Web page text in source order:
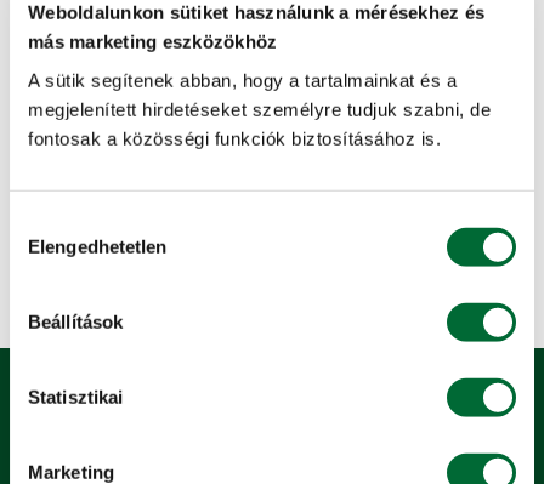
Weboldalunkon sütiket használunk a mérésekhez és
más marketing eszközökhöz
A sütik segítenek abban, hogy a tartalmainkat és a
megjelenített hirdetéseket személyre tudjuk szabni, de
fontosak a közösségi funkciók biztosításához is.
kiválasztása
Elengedhetetlen
Beállítások
Statisztikai
Marketing
termesztéstechnológiai ismereteket rendszerbe foglaló,
azok gazdasági vonatkozásait tartalmazó képzési
módszertant fejlesztenek, a Balogh-Farm Tépe Kft. pedig a
rendelkezésre álló területével, erő- és munkagépeivel,
infrastruktúrájával részt vesz az agronómiai és gépészeti
kutatásokban, tesztelésekben, kísérletekben.